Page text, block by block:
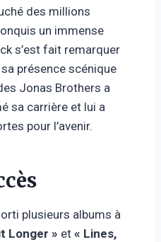
des millions
un immense
s’est fait remarquer
présence scénique
Jonas Brothers a
sa carrière et lui a
pour l’avenir.
plusieurs albums à
Longer » et « Lines,